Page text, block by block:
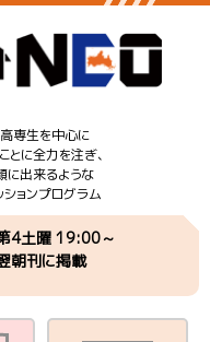
高専生を中心に
とに全力を注ぎ、
に出来るような
ションプログラム
4土曜 19:00～
朝刊に掲載